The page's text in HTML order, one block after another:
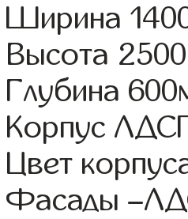
Ширина
Высота
Глубина
Корпус
Цвет
Фасады